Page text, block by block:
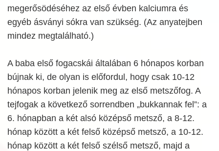
megerősödéséhez az első évben kalciumra és
egyéb ásványi sókra van szükség. (Az anyatejben
mindez megtalálható.)
A baba első fogacskái általában 6 hónapos korban
bújnak ki, de olyan is előfordul, hogy csak 10-12
hónapos korban jelenik meg az első metszőfog. A
tejfogak a következő sorrendben „bukkannak fel”: a
6. hónapban a két alsó középső metsző, a 8-12.
hónap között a két felső középső metsző, a 10-12.
hónap között a két felső szélső metsző, majd a